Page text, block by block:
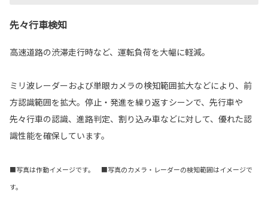
先々行車検知
高速道路の渋滞走行時など、運転負荷を大幅に軽減。
ミリ波レーダーおよび単眼カメラの検知範囲拡大などにより、前
方認識範囲を拡大。停止・発進を繰り返すシーンで、先行車や
先々行車の認識、進路判定、割り込み車などに対して、優れた認
識性能を確保しています。
■写真は作動イメージです。 ■写真のカメラ・レーダーの検知範囲はイメージで
す。